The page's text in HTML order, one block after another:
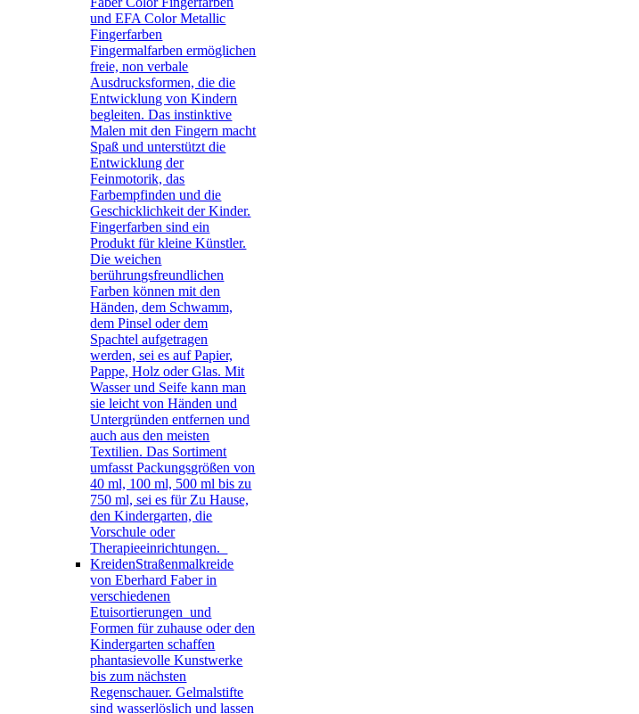
und EFA Color Metallic
Fingerfarben
Fingermalfarben ermöglichen
freie, non verbale
Ausdrucksformen, die die
Entwicklung von Kindern
begleiten. Das instinktive
Malen mit den Fingern macht
Spaß und unterstützt die
Entwicklung der
Feinmotorik, das
Farbempfinden und die
Geschicklichkeit der Kinder.
Fingerfarben sind ein
Produkt für kleine Künstler.
Die weichen
berührungsfreundlichen
Farben können mit den
Händen, dem Schwamm,
dem Pinsel oder dem
Spachtel aufgetragen
werden, sei es auf Papier,
Pappe, Holz oder Glas. Mit
Wasser und Seife kann man
sie leicht von Händen und
Untergründen entfernen und
auch aus den meisten
Textilien. Das Sortiment
umfasst Packungsgrößen von
40 ml, 100 ml, 500 ml bis zu
750 ml, sei es für Zu Hause,
den Kindergarten, die
Vorschule oder
Therapieeinrichtungen.
KreidenStraßenmalkreide
von Eberhard Faber in
verschiedenen
Etuisortierungen und
Formen für zuhause oder den
Kindergarten schaffen
phantasievolle Kunstwerke
bis zum nächsten
Regenschauer. Gelmalstifte
sind wasserlöslich und lassen